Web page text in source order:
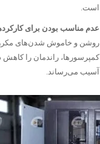
است.
عدم مناسب بودن برای
روشن و خاموش شدن‌های مکرر
کمپرسورها، راندمان را کاهش
آسیب می‌رساند.